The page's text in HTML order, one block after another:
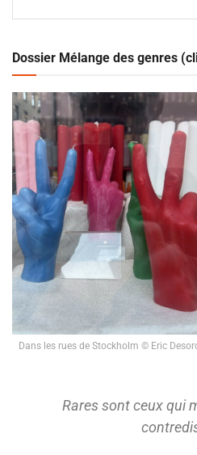
Dossier Mélange des genres
Dans les rues de Stockholm © Eric
Rares sont ceux qui